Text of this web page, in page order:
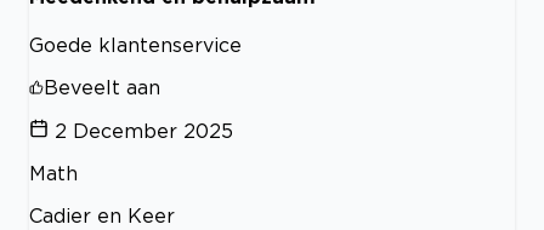
Goede klantenservice
Beveelt aan
2 December 2025
Math
Cadier en Keer